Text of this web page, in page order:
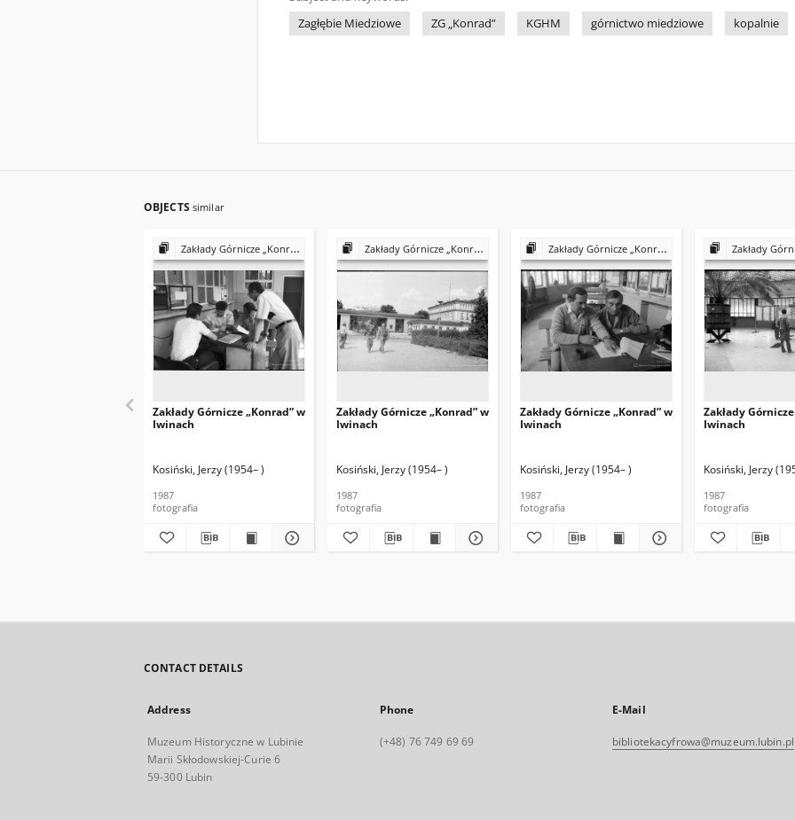
Zagłębie Miedziowe
ZG „Konrad” KGHM górnictwo miedziowe kopalnie
OBJECTS similar
Zakłady Górnicze „Konrad” w Iwinach
Zakłady Górnicze „Konrad” w
Iwinach
Kosiński, Jerzy (1954– )
1987
fotografia
Zakłady Górnicze „Konrad” w Iwinach
Zakłady Górnicze „Konrad” w
Iwinach
Kosiński, Jerzy (1954– )
1987
fotografia
Zakłady Górnicze „Konrad” w Iwinach
Zakłady Górnicze „Konrad” w
Iwinach
Kosiński, Jerzy (1954– )
1987
fotografia
Zakłady Górnicze
Zakłady
Iwinach
Kosiński, Jerzy
1987
fotografia
CONTACT DETAILS
Address
Muzeum Historyczne w Lubinie
Marii Skłodowskiej-Curie 6
59-300 Lubin
Phone
(+48) 76 749 69 69
E-Mail
bibliotekacyfrowa@muzeum.lubin.pl